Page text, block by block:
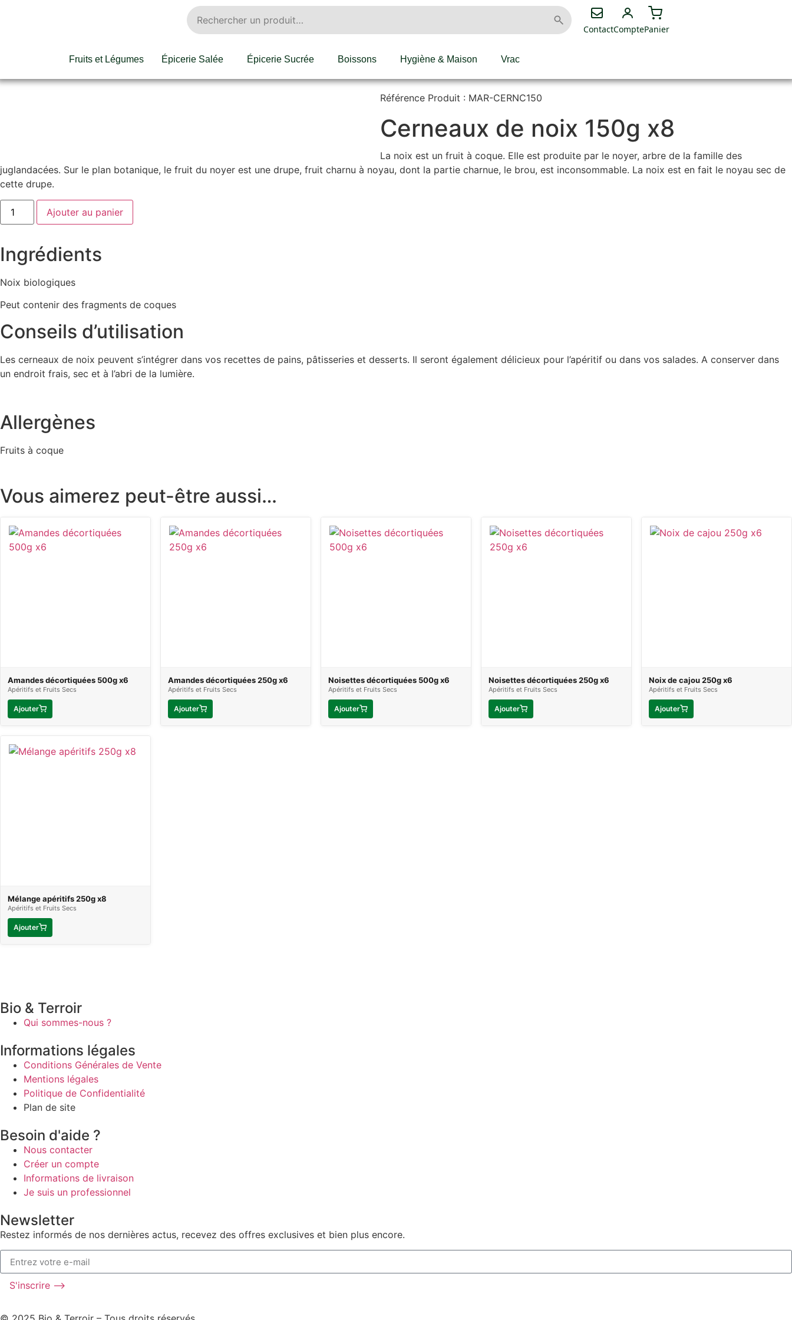
ContactComptePanier
Fruits et Légumes Épicerie Salée Épicerie Sucrée Boissons Hygiène & Maison Vrac
Référence Produit : MAR-CERNC150
Cerneaux de noix 150g x8
La noix est un fruit à coque. Elle est produite par le noyer, arbre de la famille des
juglandacées. Sur le plan botanique, le fruit du noyer est une drupe, fruit charnu à noyau, dont la partie charnue, le brou, est inconsommable. La noix est en fait le noyau sec de
cette drupe.
Ajouter au panier
Ingrédients
Noix biologiques
Peut contenir des fragments de coques
Conseils d’utilisation
Les cerneaux de noix peuvent s’intégrer dans vos recettes de pains, pâtisseries et desserts. Il seront également délicieux pour l’apéritif ou dans vos salades. A conserver dans
un endroit frais, sec et à l’abri de la lumière.
Allergènes
Fruits à coque
Vous aimerez peut-être aussi…
Amandes décortiquées 500g x6
Apéritifs et Fruits Secs
Ajouter
Amandes décortiquées 250g x6
Apéritifs et Fruits Secs
Ajouter
Noisettes décortiquées 500g x6
Apéritifs et Fruits Secs
Ajouter
Noisettes décortiquées 250g x6
Apéritifs et Fruits Secs
Ajouter
Noix de cajou 250g x6
Apéritifs et Fruits Secs
Ajouter
Mélange apéritifs 250g x8
Apéritifs et Fruits Secs
Ajouter
Bio & Terroir
Qui sommes-nous ?
Informations légales
Conditions Générales de Vente
Mentions légales
Politique de Confidentialité
Plan de site
Besoin d'aide ?
Nous contacter
Créer un compte
Informations de livraison
Je suis un professionnel
Newsletter
Restez informés de nos dernières actus, recevez des offres exclusives et bien plus encore.
S'inscrire ⟶